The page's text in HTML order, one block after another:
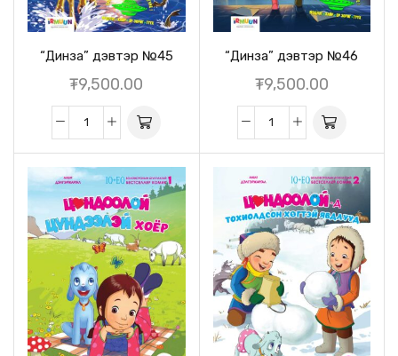
“Динза” дэвтэр №45
₮9,500.00
“Динза” дэвтэр №46
₮9,500.00